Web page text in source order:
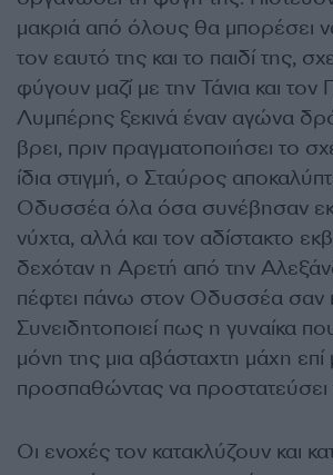
μακριά από όλους θα μπορέσει
τον εαυτό της και το παιδί της,
φύγουν μαζί με την Τάνια και
Λυμπέρης ξεκινά έναν αγώνα
βρει, πριν πραγματοποιήσει το
ίδια στιγμή, ο Σταύρος
Οδυσσέα όλα όσα συνέβησαν
νύχτα, αλλά και τον αδίστακτο
δεχόταν η Αρετή από την
πέφτει πάνω στον Οδυσσέα σαν
Συνειδητοποιεί πως η γυναίκα
μόνη της μια αβάσταχτη μάχη επί
προσπαθώντας να προστατεύσει
Οι ενοχές τον κατακλύζουν και